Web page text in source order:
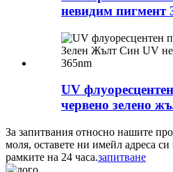
невидим пигмент
UV
червено зелено
За запитвания относно нашите
моля, оставете ни имейл адреса
рамките на 24 часа.запитване